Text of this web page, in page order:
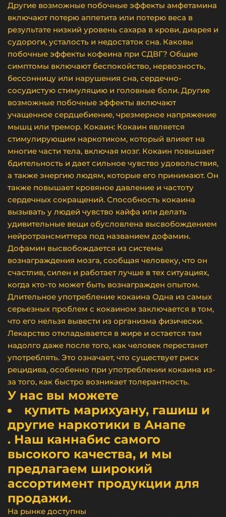
Другие возможные побочные эффекты амфетамина
включают потерю аппетита или потерю веса в
результате низкий уровень сахара в крови, диарея и
судороги, усталость и недостаток сна. Каковы
побочные эффекты кофеина при СДВГ? Общие
симптомы включают беспокойство, нервозность,
бессонницу или нарушения сна, сердечно-
сосудистую стимуляцию и головные боли. Другие
возможные побочные эффекты включают
учащенное сердцебиение, чрезмерное напряжение
мышц или тремор. Кокаин: Кокаин является
стимулирующим наркотиком, который влияет на
многие части тела, включая мозг. Кокаин повышает
бдительность и дает сильное чувство удовольствия,
а также энергию людям, которые его принимают. Он
также повышает кровяное давление и частоту
сердечных сокращений. Способность кокаина
вызывать у людей чувство кайфа или делать
удивительные вещи обусловлена высвобождением
нейротрансмиттера под названием дофамин.
Дофамин высвобождается из системы
вознаграждения мозга, сообщая человеку, что он
счастлив, силен и работает лучше в тех ситуациях,
когда кто-то может быть вознагражден опытом.
Длительное употребление кокаина Одна из самых
серьезных проблем с кокаином заключается в том,
что его нельзя вывести из организма физически.
Лекарство откладывается в жире и остается там
надолго даже после того, как человек перестанет
употреблять. Это означает, что существует риск
рецидива, особенно при употреблении кокаина из-
за того, как быстро возникает толерантность.
У нас вы можете
купить марихуану, гашиш и
другие наркотики в Анапе
. Наш каннабис самого
высокого качества, и мы
предлагаем широкий
ассортимент продукции для
продажи.
На рынке доступны